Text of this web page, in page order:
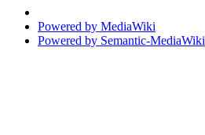
Powered by MediaWiki
Powered by Semantic-MediaWiki